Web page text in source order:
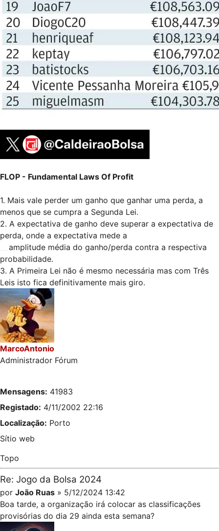
FLOP - Fundamental Laws Of Profit
1. Mais vale perder um ganho que ganhar uma perda, a
menos que se cumpra a Segunda Lei.
2. A expectativa de ganho deve superar a expectativa de
perda, onde a expectativa mede a
amplitude média do ganho/perda contra a respectiva
probabilidade.
3. A Primeira Lei não é mesmo necessária mas com Três
Leis isto fica definitivamente mais giro.
MarcoAntonio
Administrador Fórum
Mensagens: 41983
Registado: 4/11/2002 22:16
Localização: Porto
Sítio web
Topo
Re: Jogo da Bolsa 2024
por João Ruas » 5/12/2024 13:42
Boa tarde, a organização irá colocar as classificações
provisórias do dia 29 ainda esta semana?